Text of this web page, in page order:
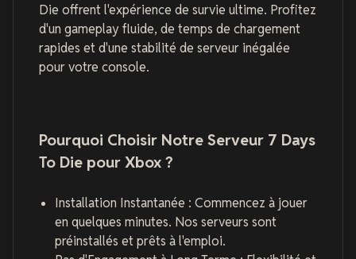
Die offrent l'expérience de survie ultime. Profitez
d'un gameplay fluide, de temps de chargement
rapides et d'une stabilité de serveur inégalée
pour votre console.
Pourquoi Choisir Notre Serveur 7 Days
To Die pour Xbox ?
Installation Instantanée : Commencez à jouer
en quelques minutes. Nos serveurs sont
préinstallés et prêts à l'emploi.